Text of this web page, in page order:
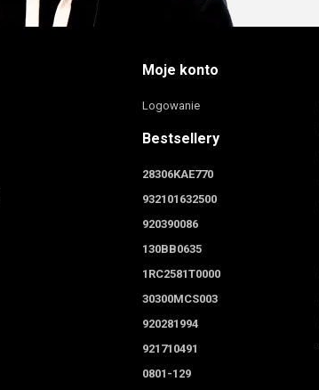
Moje konto
Logowanie
Bestsellery
28306KAE770
932101632500
920390086
130BB0635
1RC2581T0000
30300MCS003
920281994
921710491
0801-129